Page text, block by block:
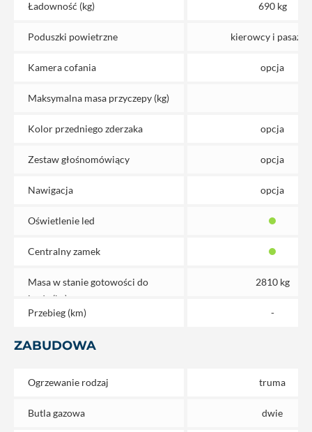
Ładowność (kg)
Poduszki powietrzne
Kamera cofania
Maksymalna masa przyczepy (kg)
Kolor przedniego zderzaka
Zestaw głośnomówiący
Nawigacja
Oświetlenie led
Centralny zamek
Masa w stanie gotowości do
jazdy (kg)
Przebieg (km)
ZABUDOWA
Ogrzewanie rodzaj
Butla gazowa
690 kg
kierowcy i
opcja
opcja
opcja
opcja
2810 kg
-
truma
dwie